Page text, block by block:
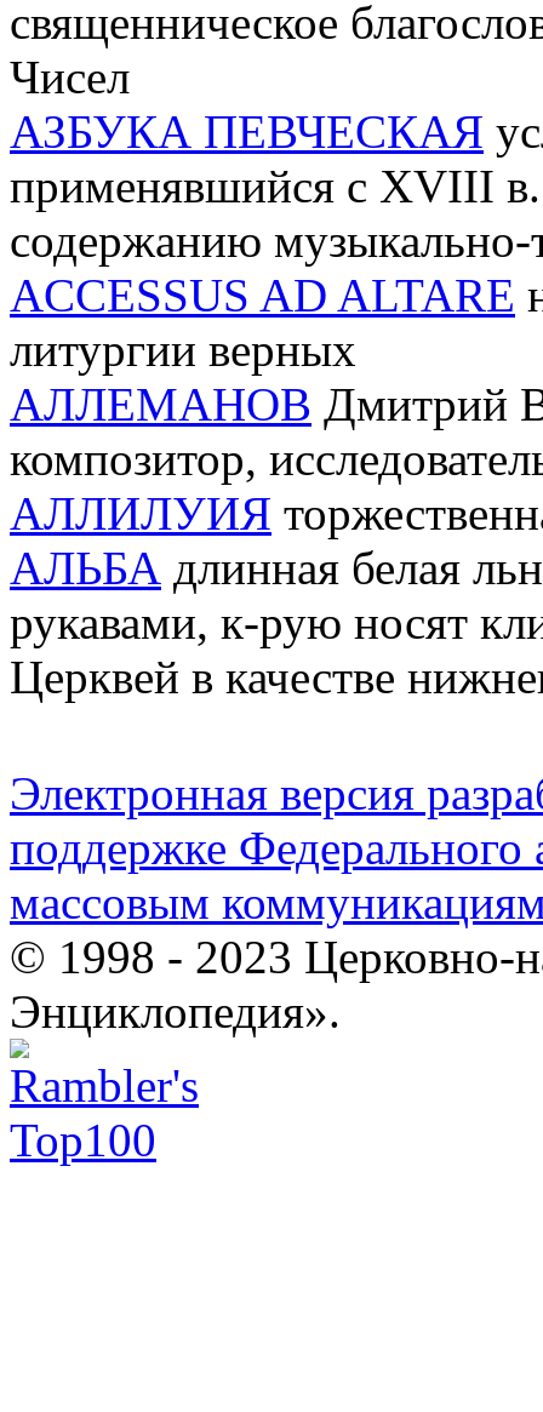
священническое
Чисел
АЗБУКА ПЕВЧЕСКАЯ
применявшийся с XVIII в.
содержанию музыкально-
ACCESSUS AD ALTARE
литургии верных
АЛЛЕМАНОВ Дмитрий
композитор,
АЛЛИЛУИЯ
АЛЬБА длинная белая
рукавами, к-рую носят
Церквей в качестве
Электронная версия
поддержке Федерального
массовым
© 1998 - 2023 Церковно-
Энциклопедия».